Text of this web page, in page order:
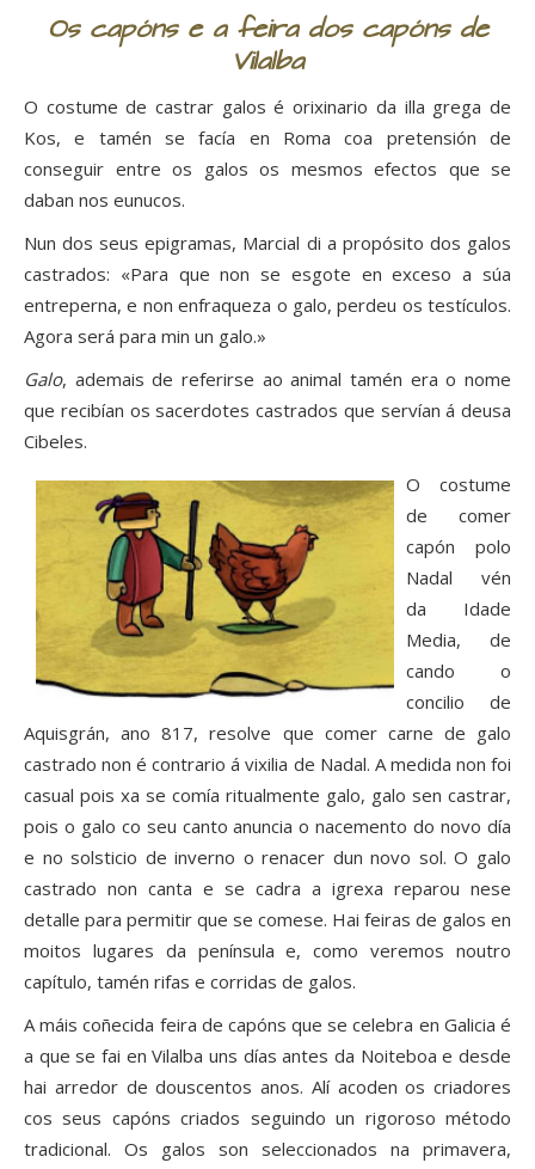
Os capóns e a feira dos capóns de
Vilalba
O costume de castrar galos é orixinario da illa grega de
Kos, e tamén se facía en Roma coa pretensión de
conseguir entre os galos os mesmos efectos que se
daban nos eunucos.
Nun dos seus epigramas, Marcial di a propósito dos galos
castrados: «Para que non se esgote en exceso a súa
entreperna, e non enfraqueza o galo, per­deu os testículos.
Agora será para min un galo.»
Galo, ademais de referirse ao animal tamén era o nome
que recibían os sacerdotes castrados que servían á deusa
Cibeles.
O costume
de comer
capón polo
Nadal vén
da Idade
Media, de
cando o
concilio de
Aquisgrán, ano 817, resolve que comer carne de galo
castrado non é contrario á vixilia de Nadal. A medida non foi
casual pois xa se comía ritual­mente galo, galo sen castrar,
pois o galo co seu canto anuncia o nacemento do novo día
e no solsticio de inverno o renacer dun novo sol. O galo
castrado non canta e se cadra a igrexa reparou nese
detalle para permitir que se comese. Hai feiras de galos en
moitos lugares da península e, como veremos noutro
capítulo, tamén rifas e corridas de galos.
A máis coñecida feira de capóns que se celebra en Galicia é
a que se fai en Vilalba uns días antes da Noiteboa e desde
hai arredor de douscentos anos. Alí acoden os criadores
cos seus capóns criados seguindo un rigoroso método
tradicional. Os galos son seleccionados na primavera,